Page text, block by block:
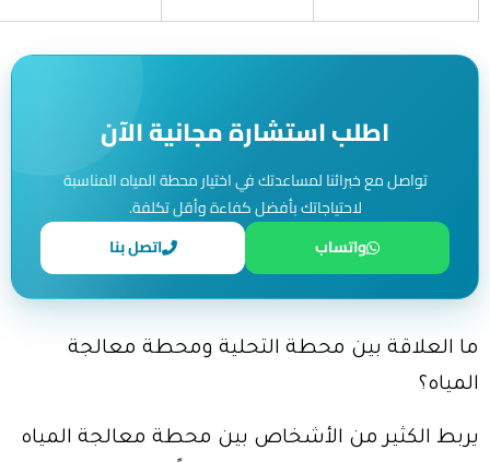
اطلب استشارة مجانية الآن
تواصل مع خبرائنا لمساعدتك في اختيار محطة المياه المناسبة
لاحتياجاتك بأفضل كفاءة وأقل تكلفة.
واتساب
اتصل بنا
ما العلاقة بين محطة التحلية ومحطة معالجة
المياه؟
يربط الكثير من الأشخاص بين محطة معالجة المياه